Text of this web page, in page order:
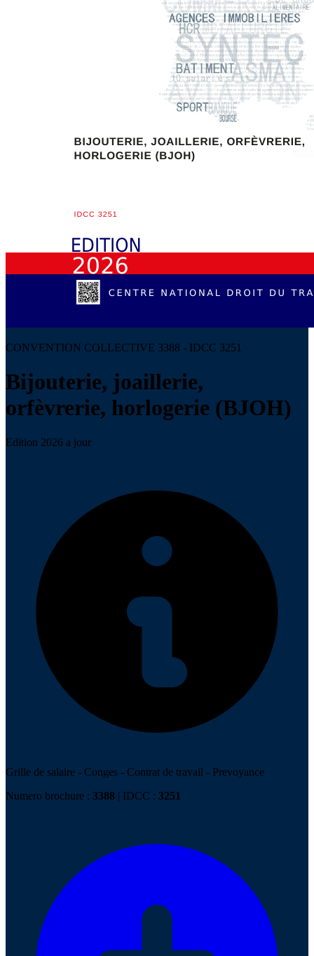
CONVENTION COLLECTIVE 3388 - IDCC 3251
Bijouterie, joaillerie,
orfèvrerie, horlogerie (BJOH)
Edition 2026 a jour
Grille de salaire - Conges - Contrat de travail - Prevoyance
Numero brochure : 3388 | IDCC : 3251